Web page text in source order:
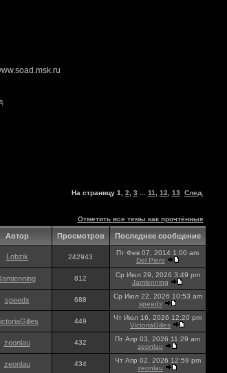
На страницу 1 2 3 11 12 13 След.
Отметить все темы как прочтённые
Автор Просмотров Последнее сообщение
Lobzik 242943
Пт Фев 07, 2014 1:00 am
Del Piero
812
Ср Июл 29, 2026 3:49 pm
Jamienning
speedx 688
Ср Июл 22, 2026 10:53 am
speedx
449
Чт Июл 16, 2026 12:20 pm
VictoriaGilles
zeonlau 432
Пт Апр 03, 2026 11:29 am
zeonlau
zeonlau 434
Чт Апр 02, 2026 12:59 pm
zeonlau